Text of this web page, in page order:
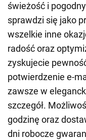
świeżość i
sprawdzi się jako
wszelkie inne
radość oraz
zyskujecie
potwierdzenie e-
zawsze w
szczegół.
godzinę oraz
dni robocze